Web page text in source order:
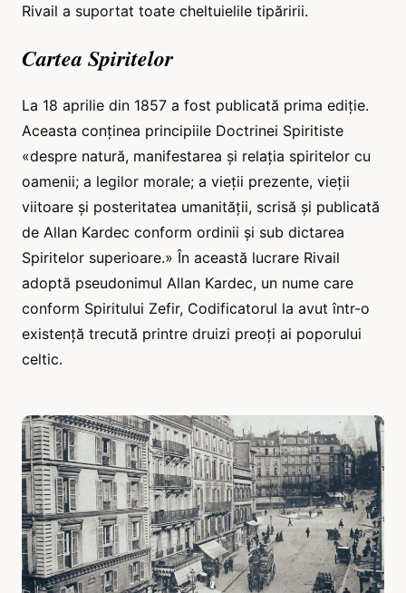
Rivail a suportat toate cheltuielile tipăririi.
Cartea Spiritelor
La 18 aprilie din 1857 a fost publicată prima ediție.
Aceasta conținea principiile Doctrinei Spiritiste
«despre natură, manifestarea și relația spiritelor cu
oamenii; a legilor morale; a vieții prezente, vieții
viitoare și posteritatea umanității, scrisă și publicată
de Allan Kardec conform ordinii și sub dictarea
Spiritelor superioare.» În această lucrare Rivail
adoptă pseudonimul Allan Kardec, un nume care
conform Spiritului Zefir, Codificatorul la avut într-o
existență trecută printre druizi preoți ai poporului
celtic.